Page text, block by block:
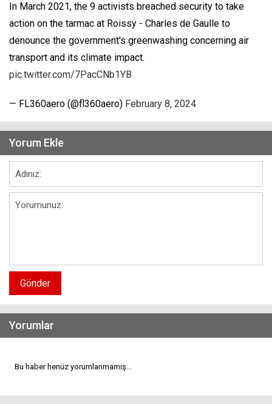
In March 2021, the 9 activists breached security to take
action on the tarmac at Roissy - Charles de Gaulle to
denounce the government's greenwashing concerning air
transport and its climate impact.
pic.twitter.com/7PacCNb1YB
— FL360aero (@fl360aero) February 8, 2024
Yorum Ekle
Gönder
Yorumlar
Bu haber henüz yorumlanmamış...